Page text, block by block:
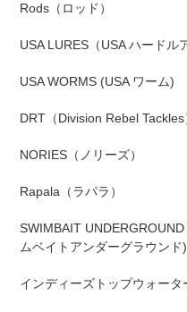
Rods（ロッド）
USA LURES（USA ハードル
USA WORMS (USA ワーム)
DRT（Division Rebel Tackles
NORIES（ノリーズ）
Rapala（ラパラ）
SWIMBAIT UNDERGROUND
ムベイトアンダーグラウンド)
インディーズトップウォータ